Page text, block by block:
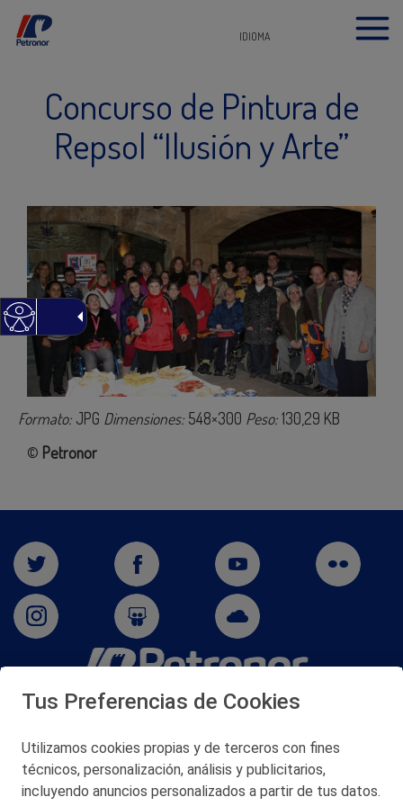
IDIOMA
Concurso de Pintura de
Repsol “Ilusión y Arte”
Formato: JPG Dimensiones: 548×300 Peso:130,29 KB
© Petronor
San Martín 5-Edificio Muñatones,
© 2026 Petronor S.A.
Tus Preferencias de Cookies
Utilizamos cookies propias y de terceros con fines
técnicos, personalización, análisis y publicitarios,
incluyendo anuncios personalizados a partir de tus datos.